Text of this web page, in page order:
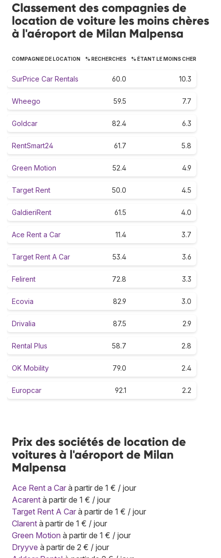
Classement des compagnies de
location de voiture les moins chères
à l'aéroport de Milan Malpensa
COMPAGNIE DE LOCATION % RECHERCHES % ÉTANT LE MOINS CHER
SurPrice Car Rentals 60.0 10.3
Wheego 59.5 7.7
Goldcar 82.4 6.3
RentSmart24 61.7 5.8
Green Motion 52.4 4.9
Target Rent 50.0 4.5
GaldieriRent 61.5 4.0
Ace Rent a Car 11.4 3.7
Target Rent A Car 53.4 3.6
Felirent 72.8 3.3
Ecovia 82.9 3.0
Drivalia 87.5 2.9
Rental Plus 58.7 2.8
OK Mobility 79.0 2.4
Europcar 92.1 2.2
Prix des sociétés de location de
voitures à l'aéroport de Milan
Malpensa
Ace Rent a Car à partir de 1 € / jour
Acarent à partir de 1 € / jour
Target Rent A Car à partir de 1 € / jour
Clarent à partir de 1 € / jour
Green Motion à partir de 1 € / jour
Dryyve à partir de 2 € / jour